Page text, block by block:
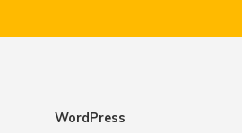
WordPress